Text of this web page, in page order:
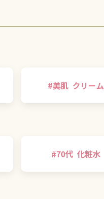
#美肌 クリーム
#70代 化粧水